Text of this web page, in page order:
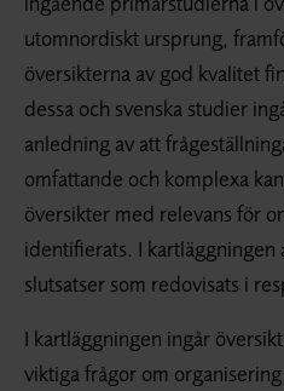
utomnordiskt ursprung,
översikterna av god kvalitet
dessa och svenska studier
anledning av att
omfattande och komplexa
översikter med relevans för
identifierats. I kartläggningen
slutsatser som redovisats i
I kartläggningen ingår
viktiga frågor om